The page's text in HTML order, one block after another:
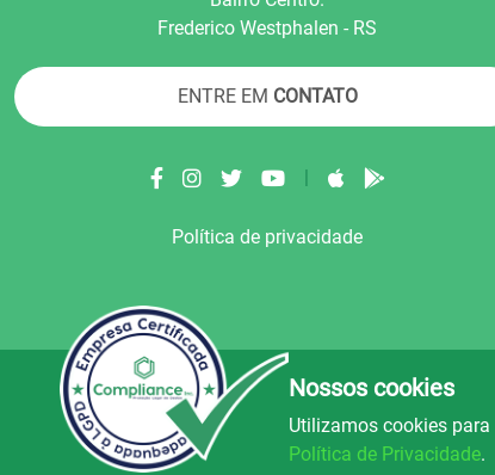
Frederico Westphalen - RS
ENTRE EM CONTATO
Política de privacidade
© Copyright 2022.LA+.Todos os direitos
e Alegria FM 106.5
FM
Rádio Avenida 89.9
Nossos cookies
Utilizamos cookies
Política de Privacidade.